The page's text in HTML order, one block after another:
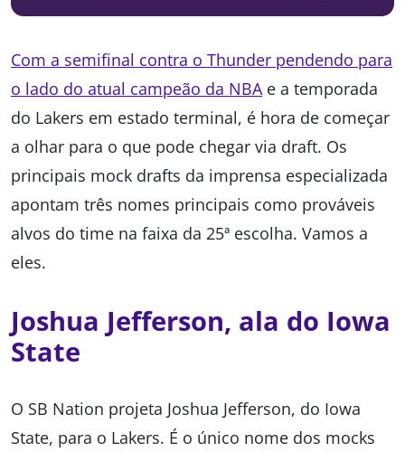
Com a semifinal contra o Thunder pendendo para
o lado do atual campeão da NBAe a temporada
do Lakers em estado terminal, é hora de começar
a olhar para o que pode chegar via draft. Os
principais mock drafts da imprensa especializada
apontam três nomes principais como prováveis
alvos do time na faixa da 25ª escolha. Vamos a
eles.
Joshua Jefferson, ala do Iowa
State
O SB Nation projeta Joshua Jefferson, do Iowa
State, para o Lakers. É o único nome dos mocks